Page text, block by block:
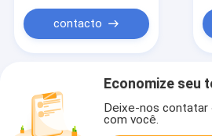
contacto
Economize seu
Deixe-nos
com você.